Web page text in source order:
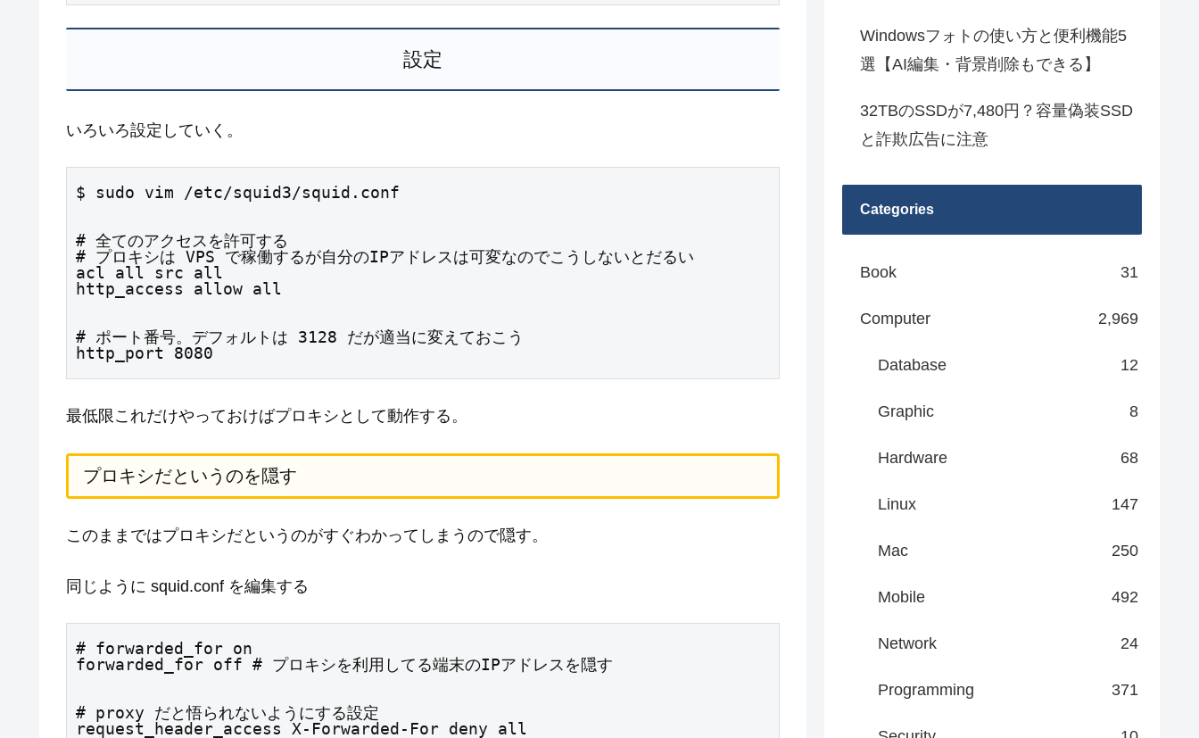
設定
いろいろ設定していく。
$ sudo vim /etc/squid3/squid.conf
# 全てのアクセスを許可する
# プロキシは VPS で稼働するが自分のIPアドレスは可変なのでこうしないとだるい
acl all src all
http_access allow all
# ポート番号。デフォルトは 3128 だが適当に変えておこう
http_port 8080
最低限これだけやっておけばプロキシとして動作する。
プロキシだというのを隠す
このままではプロキシだというのがすぐわかってしまうので隠す。
同じように squid.conf を編集する
# forwarded_for on
forwarded_for off # プロキシを利用してる端末のIPアドレスを隠す
# proxy だと悟られないようにする設定
request_header_access X-Forwarded-For deny all
Windowsフォトの使い方と便利機能5
選【AI編集・背景削除もできる】
32TBのSSDが7,480円？容量偽装SSD
と詐欺広告に注意
Categories
Book 31
Computer 2,969
Database 12
Graphic 8
Hardware 68
Linux 147
Mac 250
Mobile 492
Network 24
Programming 371